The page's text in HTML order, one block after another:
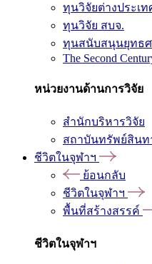
ทุนวิจัยต่างประเท
ทุนวิจัย สบจ.
ทุนสนับสนุนยุทธศ
The Second
หน่วยงานด้านการวิจัย
สำนักบริหารวิจัย
สถาบันทรัพย์สิน
ชีวิตในจุฬาฯ
ย้อนกลับ
ชีวิตในจุฬาฯ
พื้นที่สร้างสรรค์
ชีวิตในจุฬาฯ